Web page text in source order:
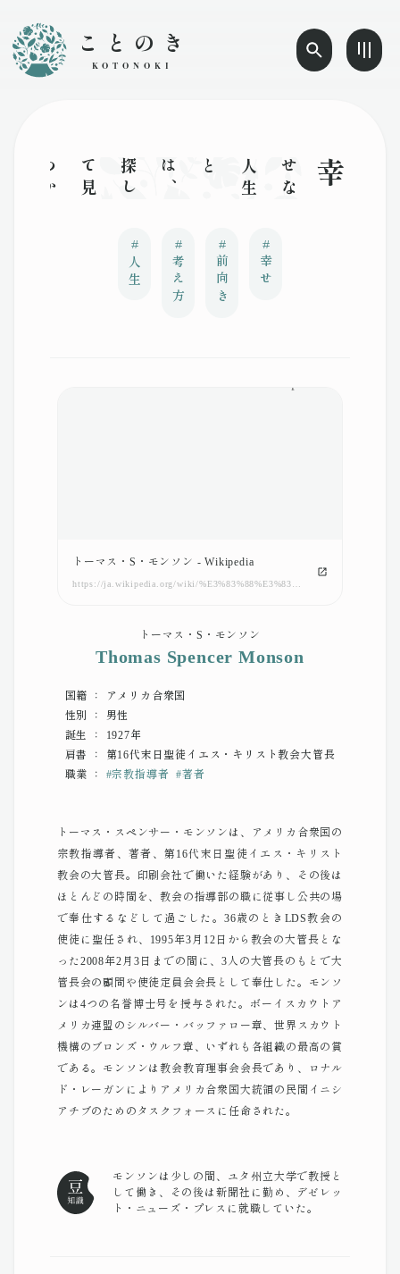
ことのき
KOTONOKI
幸せ
な
人
生
とは
、
探
し
て
見
つ
か
る
も
の
で
は
な
く
、
自
分
で
作
っ
て
い
く
も
の
で
#
人生
#
考え方
#
前向き
#
幸せ
トーマス・S・モンソン - Wikipedia
トーマス・S・モンソン
Thomas Spencer Monson
国籍 ： アメリカ合衆国
性別 ： 男性
誕生 ： 1927年
肩書 ： 第16代末日聖徒イエス・キリスト教会大管長
職業 ： #宗教指導者 #著者
トーマス・スペンサー・モンソンは、アメリカ合衆国の
宗教指導者、著者、第16代末日聖徒イエス・キリスト
教会の大管長。印刷会社で働いた経験があり、その後は
ほとんどの時間を、教会の指導部の職に従事し公共の場
で奉仕するなどして過ごした。36歳のときLDS教会の
使徒に聖任され、1995年3月12日から教会の大管長とな
った2008年2月3日までの間に、3人の大管長のもとで大
管長会の顧問や使徒定員会会長として奉仕した。モンソ
ンは4つの名誉博士号を授与された。ボーイスカウトア
メリカ連盟のシルバー・バッファロー章、世界スカウト
機構のブロンズ・ウルフ章、いずれも各組織の最高の賞
である。モンソンは教会教育理事会会長であり、ロナル
ド・レーガンによりアメリカ合衆国大統領の民間イニシ
アチブのためのタスクフォースに任命された。
モンソンは少しの間、ユタ州立大学で教授と
して働き、その後は新聞社に勤め、デゼレッ
ト・ニューズ・プレスに就職していた。